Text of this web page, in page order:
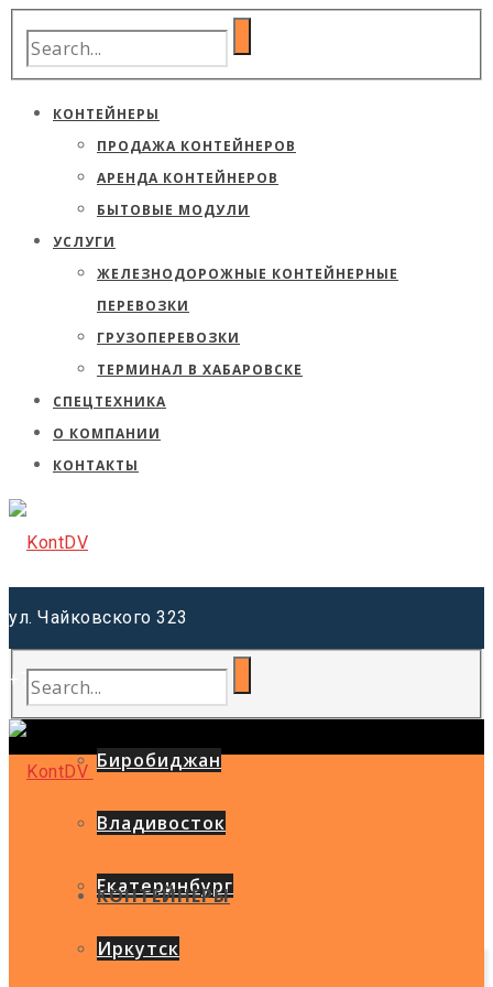
КОНТЕЙНЕРЫ
ПРОДАЖА КОНТЕЙНЕРОВ
АРЕНДА КОНТЕЙНЕРОВ
БЫТОВЫЕ МОДУЛИ
УСЛУГИ
ЖЕЛЕЗНОДОРОЖНЫЕ КОНТЕЙНЕРНЫЕ
ПЕРЕВОЗКИ
ГРУЗОПЕРЕВОЗКИ
ТЕРМИНАЛ В ХАБАРОВСКЕ
СПЕЦТЕХНИКА
О КОМПАНИИ
КОНТАКТЫ
ул. Чайковского 323
+7 (914) 557-76-77
Благовещенск
Биробиджан
Владивосток
Екатеринбург
Иркутск
КОНТЕЙНЕРЫ